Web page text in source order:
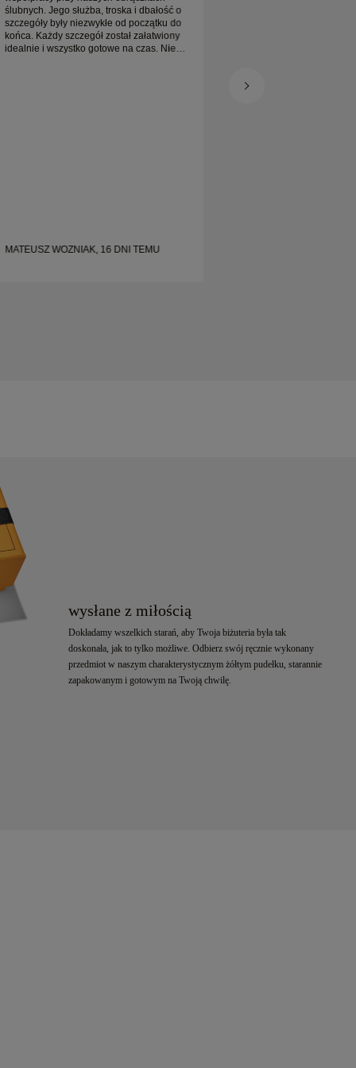
ślubnych. Jego służba, troska i dbałość o
szczegóły były niezwykłe od początku do
końca. Każdy szczegół został załatwiony
idealnie i wszystko gotowe na czas. Nie
MATEUSZ WOZNIAK, 16 DNI TEMU
wysłane z miłością
Dokładamy wszelkich starań, aby Twoja biżuteria była tak
doskonała, jak to tylko możliwe. Odbierz swój ręcznie wykonany
przedmiot w naszym charakterystycznym żółtym pudełku, starannie
zapakowanym i gotowym na Twoją chwilę.